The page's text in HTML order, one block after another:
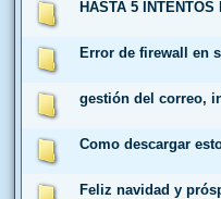
HASTA 5 INTENTOS
Error de firewall en
gestión del correo,
Como descargar
Feliz navidad y